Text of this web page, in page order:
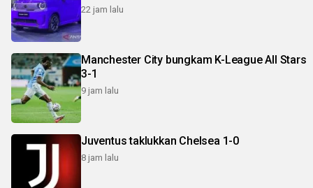
22 jam lalu
Manchester City bungkam K-League All Stars
3-1
9 jam lalu
Juventus taklukkan Chelsea 1-0
8 jam lalu